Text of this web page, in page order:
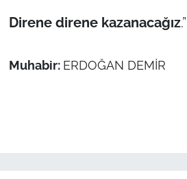
Direne direne kazanacağız.”
Muhabir: ERDOĞAN DEMİR